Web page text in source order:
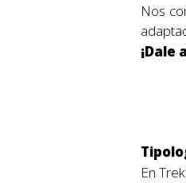
Nos
¡Dale
En